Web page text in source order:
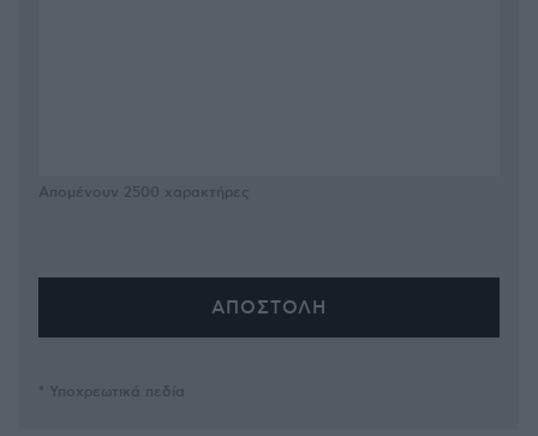
Απομένουν 2500 χαρακτήρες
* Υποχρεωτικά πεδία